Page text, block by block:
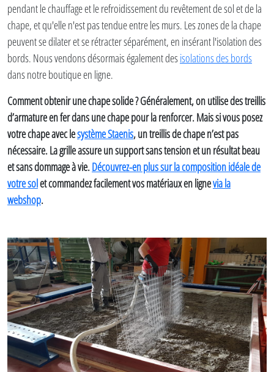
pendant le chauffage et le refroidissement du revêtement de sol et de la
chape, et qu'elle n'est pas tendue entre les murs. Les zones de la chape
peuvent se dilater et se rétracter séparément, en insérant l'isolation des
bords. Nous vendons désormais également desisolations des bords
dans notre boutique en ligne.
Comment obtenir une chape solide ? Généralement, on utilise des treillis
d’armature en fer dans une chape pour la renforcer. Mais si vous posez
votre chape avec lesystème Staenis, un treillis de chape n’est pas
nécessaire. La grille assure un support sans tension et un résultat beau
et sans dommage à vie.Découvrez-en plus sur la composition idéale de
votre solet commandez facilement vos matériaux en lignevia la
webshop.